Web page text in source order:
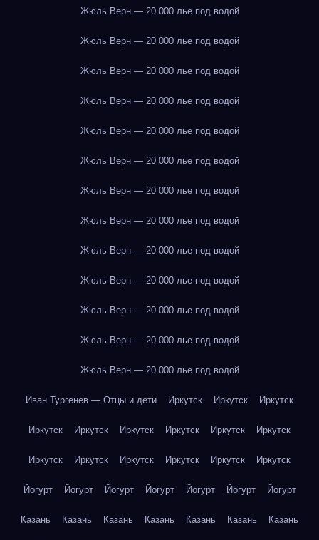
Жюль Верн — 20 000 лье под водой
Жюль Верн — 20 000 лье под водой
Жюль Верн — 20 000 лье под водой
Жюль Верн — 20 000 лье под водой
Жюль Верн — 20 000 лье под водой
Жюль Верн — 20 000 лье под водой
Жюль Верн — 20 000 лье под водой
Жюль Верн — 20 000 лье под водой
Жюль Верн — 20 000 лье под водой
Жюль Верн — 20 000 лье под водой
Жюль Верн — 20 000 лье под водой
Жюль Верн — 20 000 лье под водой
Жюль Верн — 20 000 лье под водой
Иван Тургенев — Отцы и дети Иркутск Иркутск Иркутск
Иркутск Иркутск Иркутск Иркутск Иркутск Иркутск
Иркутск Иркутск Иркутск Иркутск Иркутск Иркутск
Йогурт Йогурт Йогурт Йогурт Йогурт Йогурт Йогурт
Казань Казань Казань Казань Казань Казань Казань